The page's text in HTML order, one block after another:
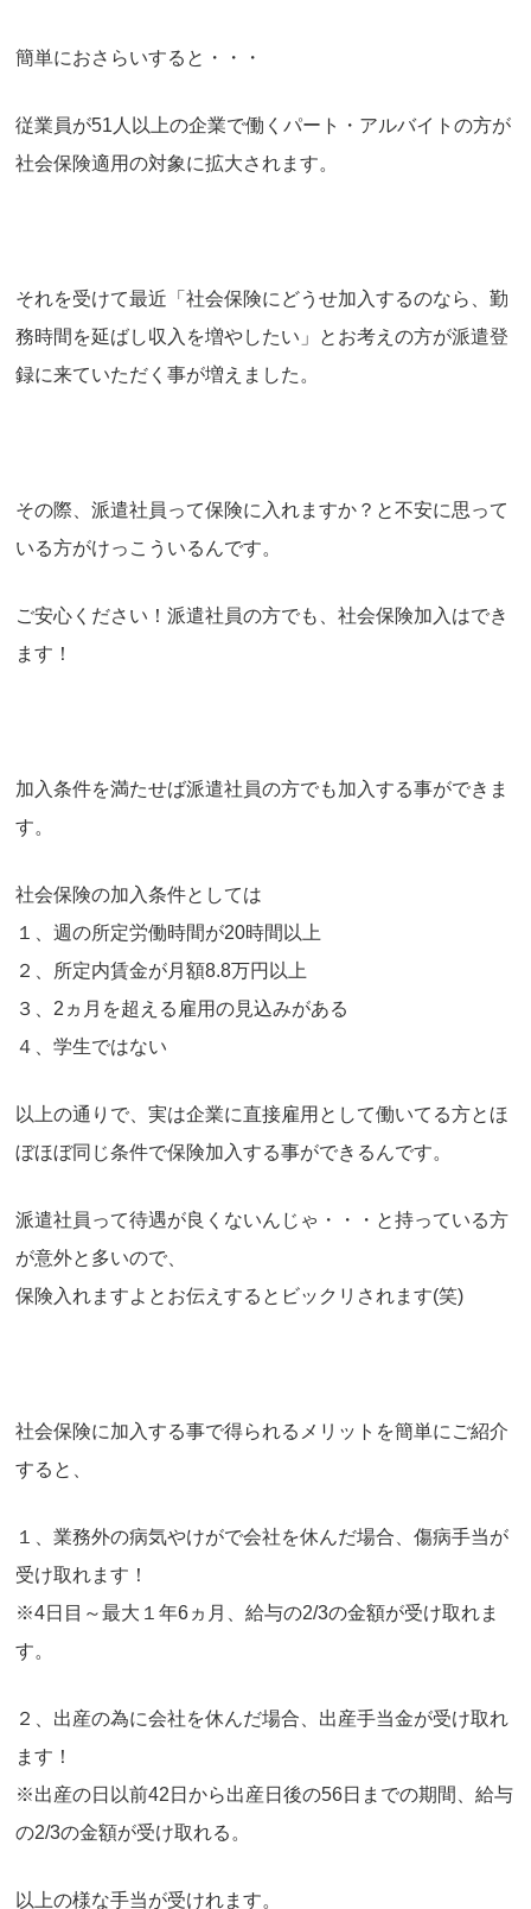
簡単におさらいすると・・・
従業員が51人以上の企業で働くパート・アルバイトの方が
社会保険適用の対象に拡大されます。
それを受けて最近「社会保険にどうせ加入するのなら、勤
務時間を延ばし収入を増やしたい」とお考えの方が派遣登
録に来ていただく事が増えました。
その際、派遣社員って保険に入れますか？と不安に思って
いる方がけっこういるんです。
ご安心ください！派遣社員の方でも、社会保険加入はでき
ます！
加入条件を満たせば派遣社員の方でも加入する事ができま
す。
社会保険の加入条件としては
１、週の所定労働時間が20時間以上
２、所定内賃金が月額8.8万円以上
３、2ヵ月を超える雇用の見込みがある
４、学生ではない
以上の通りで、実は企業に直接雇用として働いてる方とほ
ぼほぼ同じ条件で保険加入する事ができるんです。
派遣社員って待遇が良くないんじゃ・・・と持っている方
が意外と多いので、
保険入れますよとお伝えするとビックリされます(笑)
社会保険に加入する事で得られるメリットを簡単にご紹介
すると、
１、業務外の病気やけがで会社を休んだ場合、傷病手当が
受け取れます！
※4日目～最大１年6ヵ月、給与の2/3の金額が受け取れま
す。
２、出産の為に会社を休んだ場合、出産手当金が受け取れ
ます！
※出産の日以前42日から出産日後の56日までの期間、給与
の2/3の金額が受け取れる。
以上の様な手当が受けれます。